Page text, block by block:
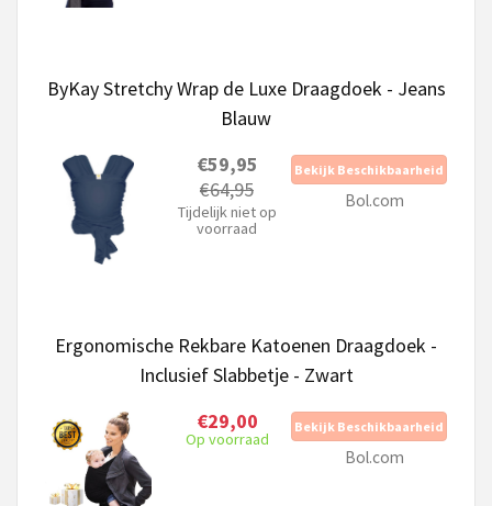
ByKay Stretchy Wrap de Luxe Draagdoek - Jeans
Blauw
€59,95
€64,95
Tijdelijk niet op
voorraad
Bekijk Beschikbaarheid
Bol.com
Ergonomische Rekbare Katoenen Draagdoek -
Inclusief Slabbetje - Zwart
€29,00
Op voorraad
Bekijk Beschikbaarheid
Bol.com